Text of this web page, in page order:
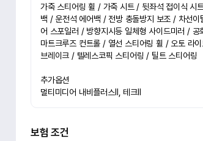
가죽 스티어링 휠 / 가죽 시트 / 뒷좌석 접이식 시
백 / 운전석 에어백 / 전방 충돌방지 보조 / 차선
어 스포일러 / 방향지시등 일체형 사이드미러 /
마트크루즈 컨트롤 / 열선 스티어링 휠 / 오토 라
브레이크 / 텔레스코픽 스티어링 / 틸트 스티어링
추가옵션
멀티미디어 내비플러스Ⅱ, 테크Ⅱ
보험 조건